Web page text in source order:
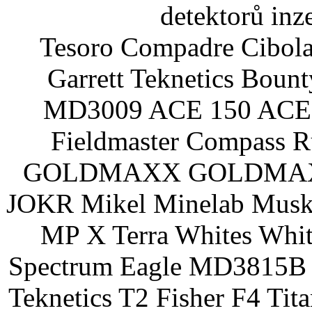
detektorů
Tesoro Compadre
Garrett Teknetics
MD3009 ACE 150
Fieldmaster Compass
GOLDMAXX
JOKR Mikel Minelab
MP X Terra Whites
Spectrum Eagle
Teknetics T2 Fisher F4